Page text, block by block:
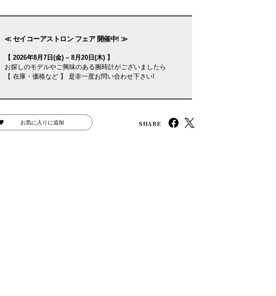
≪ セイコーアストロン フェア 開催中! ≫
【 2026年8月7日(金) – 8月20日(木) 】
お探しのモデルやご興味のある腕時計がございましたら
【 在庫・価格など 】 是非一度お問い合わせ下さい!
お気に入りに追加 SHARE